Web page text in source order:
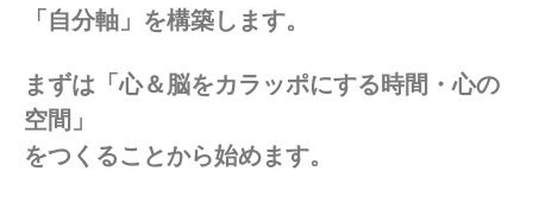
「自分軸」を構築します。
まずは「心＆脳をカラッポにする時間・心の
空間」
をつくることから始めます。